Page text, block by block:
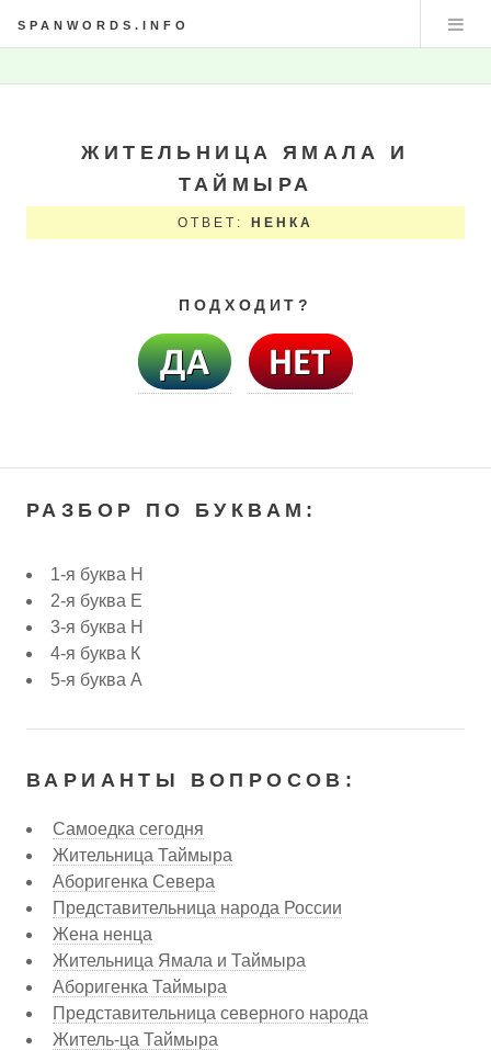
SPANWORDS.INFO
ЖИТЕЛЬНИЦА ЯМАЛА И
ТАЙМЫРА
ОТВЕТ: НЕНКА
ПОДХОДИТ?
РАЗБОР ПО БУКВАМ:
1-я буква Н
2-я буква Е
3-я буква Н
4-я буква К
5-я буква А
ВАРИАНТЫ ВОПРОСОВ:
Самоедка сегодня
Жительница Таймыра
Аборигенка Севера
Представительница народа России
Жена ненца
Жительница Ямала и Таймыра
Аборигенка Таймыра
Представительница северного народа
Житель-ца Таймыра